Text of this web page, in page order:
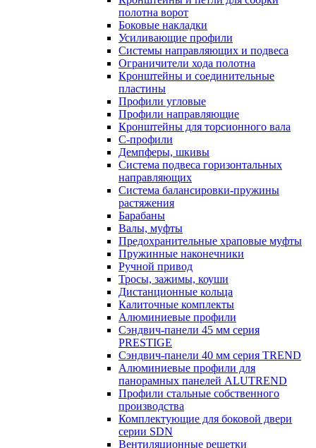
полотна ворот
Боковые накладки
Усиливающие профили
Системы направляющих и подвеса
Ограничители хода полотна
Кронштейны и соединительные
пластины
Профили угловые
Профили направляющие
Кронштейны для торсионного вала
С-профили
Демпферы, шкивы
Система подвеса горизонтальных
направляющих
Система балансировки-пружины
растяжения
Барабаны
Валы, муфты
Предохранительные храповые муфты
Пружинные наконечники
Ручной привод
Тросы, зажимы, коуши
Дистанционные кольца
Калиточные комплекты
Алюминиевые профили
Сэндвич-панели 45 мм серия
PRESTIGE
Сэндвич-панели 40 мм серия TREND
Алюминиевые профили для
панорамных панелей ALUTREND
Профили стальные собственного
производства
Комплектующие для боковой двери
серии SDN
Вентиляционные решетки